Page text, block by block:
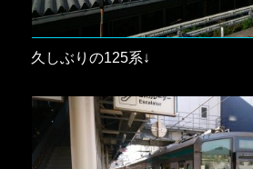
久しぶりの125系↓